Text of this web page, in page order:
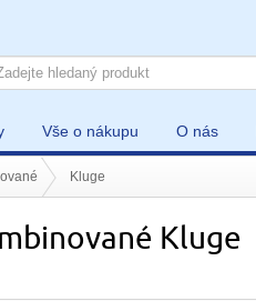
Vše o nákupu O nás
Kluge
Kluge